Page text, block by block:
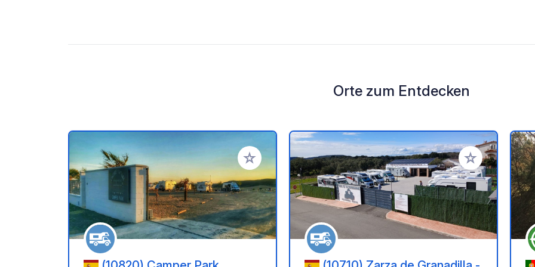
Orte zum Entdecken
Zu Ihren Favoriten hinzufügen Zu Ihren